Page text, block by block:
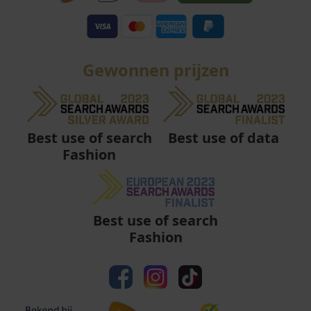
Gewonnen prijzen
Best use of search
Fashion
Best use of data
Best use of search
Fashion